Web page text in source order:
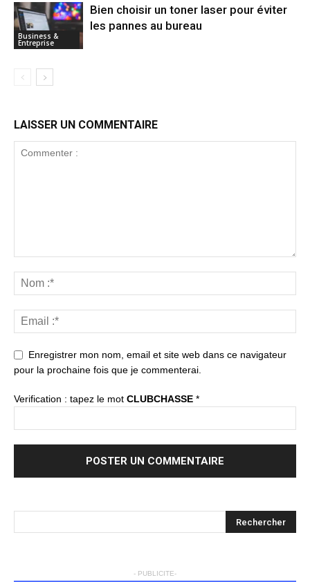
Business &
Entreprise
Bien choisir un toner laser pour éviter
les pannes au bureau
LAISSER UN COMMENTAIRE
Enregistrer mon nom, email et site web dans ce navigateur
pour la prochaine fois que je commenterai.
Verification : tapez le mot CLUBCHASSE *
- PUBLICITE-